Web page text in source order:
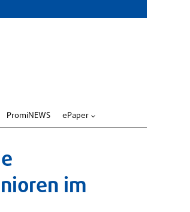
PromiNEWS ePaper 3
im